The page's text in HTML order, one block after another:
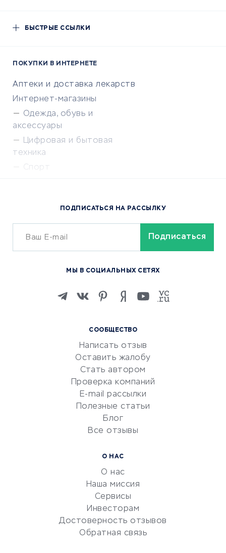
БЫСТРЫЕ ССЫЛКИ
ПОКУПКИ В ИНТЕРНЕТЕ
Аптеки и доставка лекарств
Интернет-магазины
Одежда, обувь и
аксессуары
Цифровая и бытовая
техника
Спорт
Сервисы доставки
ОБУЧЕНИЕ И РАБОТА
Изучение иностранных
Маркетинг и продажи
Репетиторство
Красота и здоровье
Сервисы по поиску работы
Сетевой маркетинг
УСЛУГИ ДЛЯ БИЗНЕСА
документооборот
Юридические компании
СООБЩЕСТВО
Написать отзыв
Оставить жалобу
Стать автором
Проверка компаний
E-mail рассылки
Полезные статьи
Блог
Все отзывы
О НАС
О нас
Наша миссия
Сервисы
Инвесторам
Достоверность отзывов
Обратная связь
ПОДПИСАТЬСЯ НА РАССЫЛКУ
МЫ В СОЦИАЛЬНЫХ СЕТЯХ